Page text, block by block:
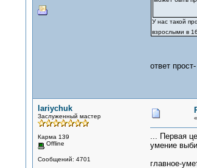
У нас такой
взрослыми в
ответ
lariychuk
Заслуженный мастер
Карма 139
Offline
Сообщений: 4701
«
... Первая
умение
главное-